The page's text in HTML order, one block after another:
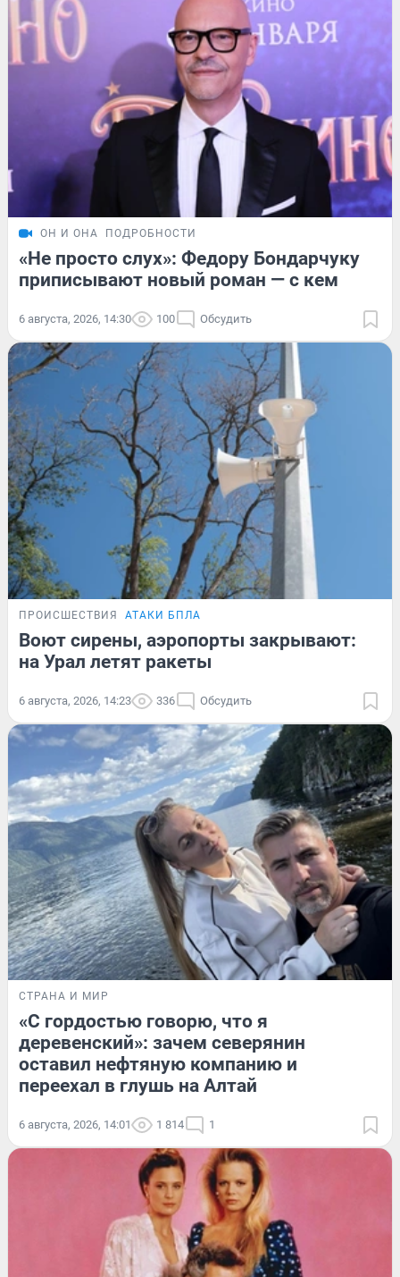
ОН И ОНА ПОДРОБНОСТИ
«Не просто слух»: Федору Бондарчуку
приписывают новый роман — с кем
6 августа, 2026, 14:30 100 Обсудить
ПРОИСШЕСТВИЯ АТАКИ БПЛА
Воют сирены, аэропорты закрывают:
на Урал летят ракеты
6 августа, 2026, 14:23 336 Обсудить
СТРАНА И МИР
«С гордостью говорю, что я
деревенский»: зачем северянин
оставил нефтяную компанию и
переехал в глушь на Алтай
6 августа, 2026, 14:01 1 814 1